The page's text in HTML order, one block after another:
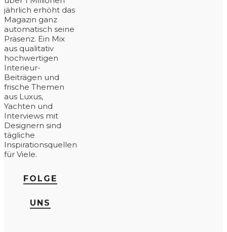
jährlich erhöht das
Magazin ganz
automatisch seine
Präsenz. Ein Mix
aus qualitativ
hochwertigen
Interieur-
Beiträgen und
frische Themen
aus Luxus,
Yachten und
Interviews mit
Designern sind
tägliche
Inspirationsquellen
für Viele.
FOLGE
UNS